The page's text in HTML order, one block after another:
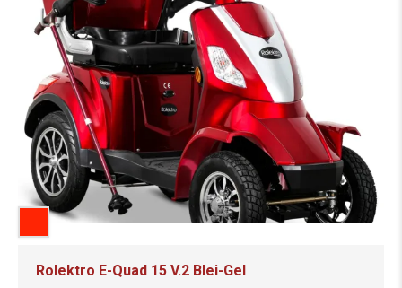
Rolektro E-Quad 15 V.2 Blei-Gel